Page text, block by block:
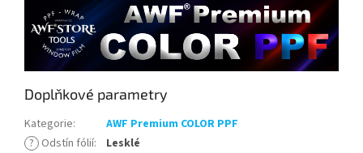
Doplňkové parametry
Kategorie:
AWF Premium COLOR PPF
? Odstín fólií:
Lesklé